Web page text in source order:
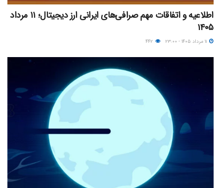
اطلاعیه و اتفاقات مهم صرافی‌های ایرانی ارز دیجیتال؛ ۱۱ مرداد
۱۴۰۵